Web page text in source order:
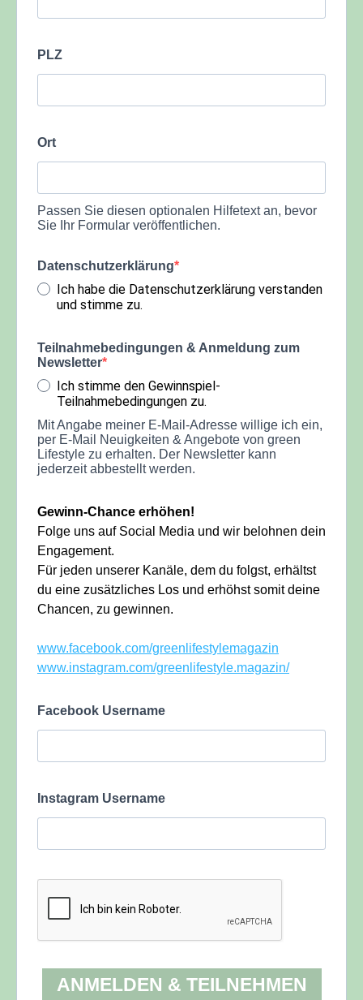
PLZ
Ort
Passen Sie diesen optionalen Hilfetext an, bevor
Sie Ihr Formular veröffentlichen.
Datenschutzerklärung
Ich habe die Datenschutzerklärung verstanden
und stimme zu.
Teilnahmebedingungen & Anmeldung zum
Newsletter
Ich stimme den Gewinnspiel-
Teilnahmebedingungen zu.
Mit Angabe meiner E-Mail-Adresse willige ich ein,
per E-Mail Neuigkeiten & Angebote von green
Lifestyle zu erhalten. Der Newsletter kann
jederzeit abbestellt werden.
Gewinn-Chance erhöhen!
Folge uns auf Social Media und wir belohnen dein
Engagement.
Für jeden unserer Kanäle, dem du folgst, erhältst
du eine zusätzliches Los und erhöhst somit deine
Chancen, zu gewinnen.
www.facebook.com/greenlifestylemagazin
www.instagram.com/greenlifestyle.magazin/
Facebook Username
Instagram Username
ANMELDEN & TEILNEHMEN